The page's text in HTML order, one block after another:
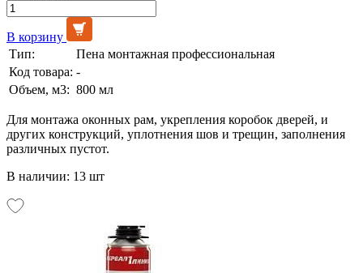
В корзину
Тип:
Пена монтажная профессиональная
Код товара: -
Объем, м3: 800 мл
Для монтажа оконных рам, укрепления коробок дверей, и
других конструкций, уплотнения шов и трещин, заполнения
различных пустот.
В наличии: 13 шт